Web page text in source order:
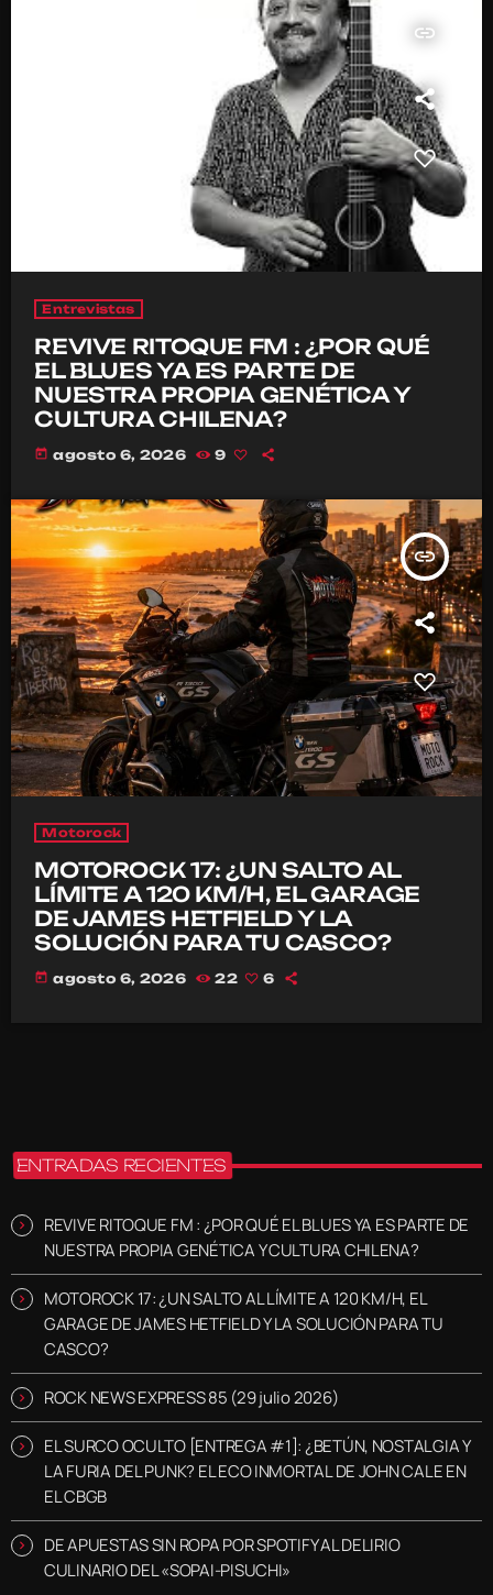
insert_link
Entrevistas
REVIVE RITOQUE FM : ¿POR QUÉ
EL BLUES YA ES PARTE DE
NUESTRA PROPIA GENÉTICA Y
CULTURA CHILENA?
today agosto 6, 2026 9
insert_link
Motorock
MOTOROCK 17: ¿UN SALTO AL
LÍMITE A 120 KM/H, EL GARAGE
DE JAMES HETFIELD Y LA
SOLUCIÓN PARA TU CASCO?
today agosto 6, 2026 22 6
ENTRADAS RECIENTES
REVIVE RITOQUE FM : ¿POR QUÉ EL BLUES YA ES PARTE DE
NUESTRA PROPIA GENÉTICA Y CULTURA CHILENA?
MOTOROCK 17: ¿UN SALTO AL LÍMITE A 120 KM/H, EL
GARAGE DE JAMES HETFIELD Y LA SOLUCIÓN PARA TU
CASCO?
ROCK NEWS EXPRESS 85 (29 julio 2026)
EL SURCO OCULTO [ENTREGA #1]: ¿BETÚN, NOSTALGIA Y
LA FURIA DEL PUNK? EL ECO INMORTAL DE JOHN CALE EN
EL CBGB
DE APUESTAS SIN ROPA POR SPOTIFY AL DELIRIO
CULINARIO DEL «SOPAI-PISUCHI»